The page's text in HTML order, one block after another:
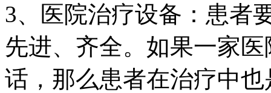
3、医院治疗设备：患者
先进、齐全。如果一家
话，那么患者在治疗中